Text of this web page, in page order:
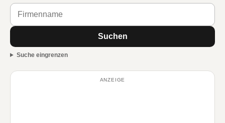
Suchen
Suche eingrenzen
ANZEIGE